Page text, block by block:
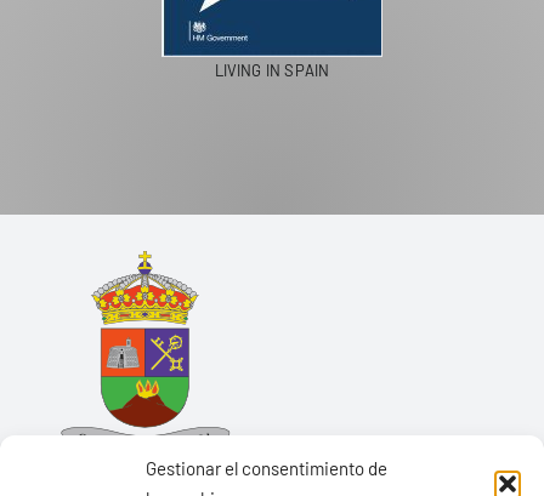
Gestionar el consentimiento de
LIVING IN SPAIN